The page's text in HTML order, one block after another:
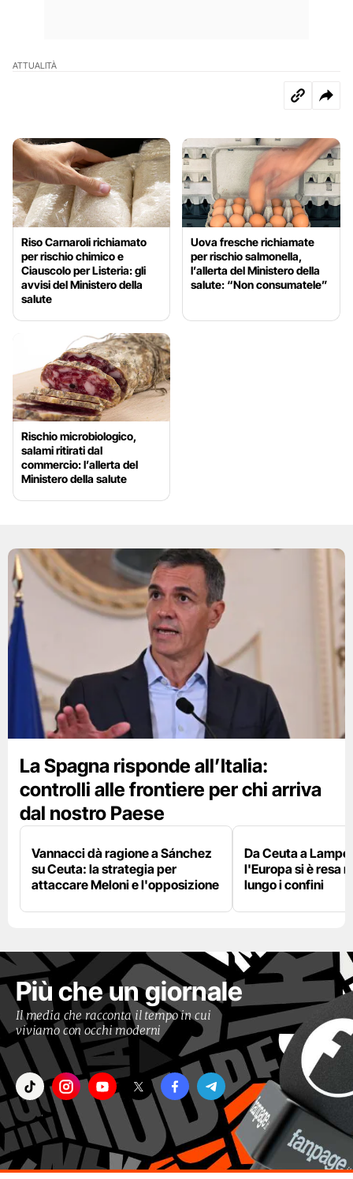
ATTUALITÀ
Riso Carnaroli richiamato
per rischio chimico e
Ciauscolo per Listeria: gli
avvisi del Ministero della
salute
Uova fresche richiamate
per rischio salmonella,
l’allerta del Ministero della
salute: “Non consumatele”
Rischio microbiologico,
salami ritirati dal
commercio: l’allerta del
Ministero della salute
La Spagna risponde all’Italia:
controlli alle frontiere per chi arriva
dal nostro Paese
Vannacci dà ragione a Sánchez
su Ceuta: la strategia per
attaccare Meloni e l'opposizione
Da Ceuta a
l'Europa si è resa
lungo i confini
Più che un giornale
Il media che racconta il tempo in cui
viviamo con occhi moderni